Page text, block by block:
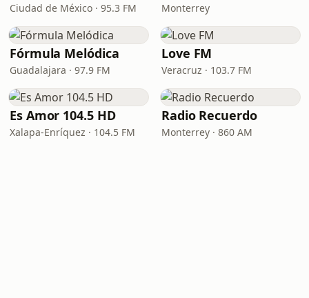
Ciudad de México · 95.3 FM Monterrey
Fórmula Melódica
Guadalajara · 97.9 FM
Love FM
Veracruz · 103.7 FM
Es Amor 104.5 HD
Xalapa-Enríquez · 104.5 FM
Radio Recuerdo
Monterrey · 860 AM